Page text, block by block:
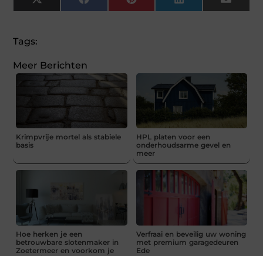
X
(Twitter)
FacebookPinterestLinkedIn Email
Tags:
Meer Berichten
Krimpvrije mortel als stabiele
basis
HPL platen voor een
onderhoudsarme gevel en
meer
Hoe herken je een
betrouwbare slotenmaker in
Zoetermeer en voorkom je
Verfraai en beveilig uw woning
met premium garagedeuren
Ede